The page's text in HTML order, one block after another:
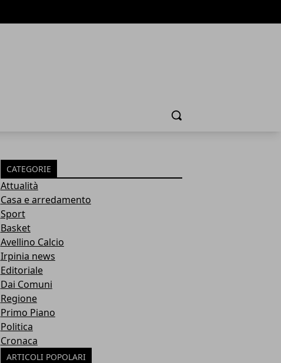
Cerca
CATEGORIE
Attualità
Casa e arredamento
Sport
Basket
Avellino Calcio
Irpinia news
Editoriale
Dai Comuni
Regione
Primo Piano
Politica
Cronaca
ARTICOLI POPOLARI